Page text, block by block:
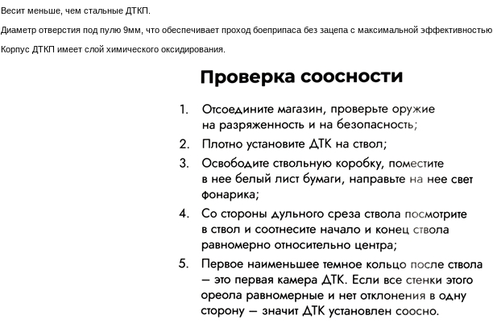
Весит меньше, чем стальные ДТКП.
Диаметр отверстия под пулю 9мм, что обеспечивает проход боеприпаса без зацепа с максимальной эффективностью.
Корпус ДТКП имеет слой химического оксидирования.